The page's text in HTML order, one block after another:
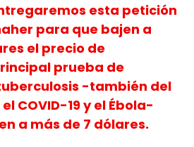
esta petición
para que bajen a
el precio de
prueba de
-también del
COVID-19 y el Ébola-
a más de 7 dólares.